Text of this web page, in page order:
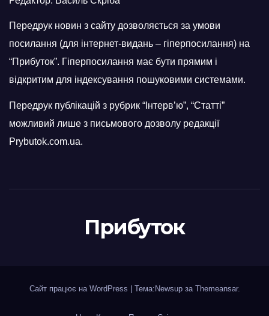
Передрук новин з сайту дозволяється за умови
посилання (для інтернет-видань – гіперпосилання) на
“Прибуток”. Гіперпосилання має бути прямим і
відкритим для індексування пошуковими системами.
Передрук публікацій з рубрик “Інтерв’ю”, “Статті”
можливий лише з письмового дозволу редакції
Prybutok.com.ua.
Прибуток
Сайт працює на WordPress Тема:Newsup за Themeansar.